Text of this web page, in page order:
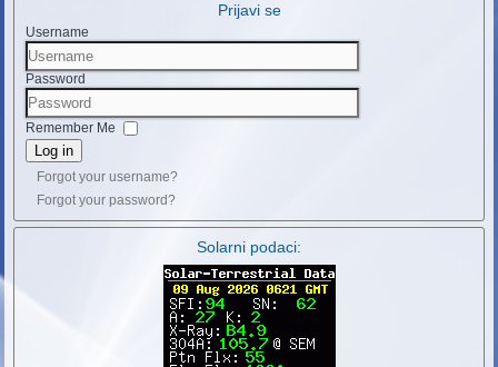
Prijavi se
Username
Password
Remember Me
Log in
Forgot your username?
Forgot your password?
Solarni podaci: